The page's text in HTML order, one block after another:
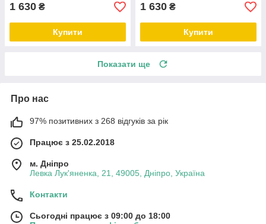
1 630 ₴
Купити
1 630 ₴
Купити
Показати ще
Про нас
97% позитивних з 268 відгуків за рік
Працює з 25.02.2018
м. Дніпро
Левка Лук'яненка, 21, 49005, Дніпро, Україна
Контакти
Сьогодні працює з 09:00 до 18:00